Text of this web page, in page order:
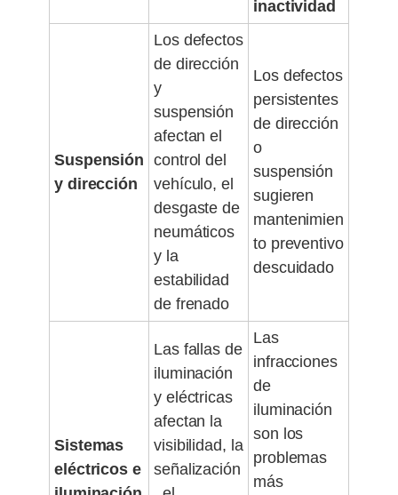
inactividad
Suspensión
y dirección
Los defectos
de dirección
y
suspensión
afectan el
control del
vehículo, el
desgaste de
neumáticos
y la
estabilidad
de frenado
Los defectos
persistentes
de dirección
o
suspensión
sugieren
mantenimien
to preventivo
descuidado
Sistemas
eléctricos e
Las fallas de
iluminación
y eléctricas
afectan la
visibilidad, la
señalización
Las
infracciones
de
iluminación
son los
problemas
más